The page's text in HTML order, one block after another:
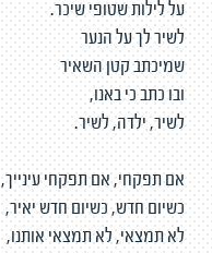
על לילות שטופי שיכר.
לשיר לך על הנער
שמיכתב קטן השאיר
ובו כתב כי באנו,
לשיר, ילדה, לשיר.
אם תפקחי, אם תפקחי עינייך,
כשיום חדש, כשיום חדש יאיר,
לא תמצאי, לא תמצאי אותנו,